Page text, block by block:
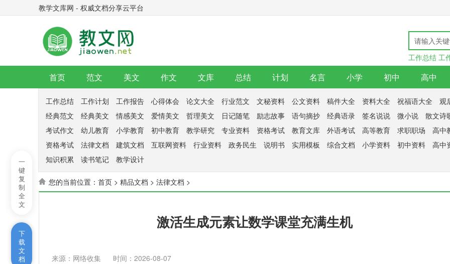
教学文库网 - 权威文档分享云平台
工作总结 工
首页 范文 美文 作文 文库 总结 计划 名言 小学 初中 高中
工作总结 工作计划 工作报告 心得体会 论文大全 行业范文 文秘资料 公文资料 稿件大全 资料大全 祝福语大全 观
经典范文
经典美文 情感美文 爱情美文 哲理美文 日记随笔 励志故事 语句摘抄 经典语录 签名说说 微小说 散文诗
考试作文
幼儿教育 小学教育 初中教育 教学研究 专业资料 资格考试 教育文库 外语考试 高等教育 求职职场 高中
资格考试
法律文档 建筑文档 互联网资料 行业资料 政务民生 说明书 实用模板 综合文档 小学资料 初中资料 高中
知识积累
读书笔记 教学设计
您的当前位置： 首页 > 精品文档 > 法律文档 >
激活生成元素让数学课堂充满生机
来源：网络收集 时间：2026-08-07
一
键
复
制
全
文
下
载
文
档